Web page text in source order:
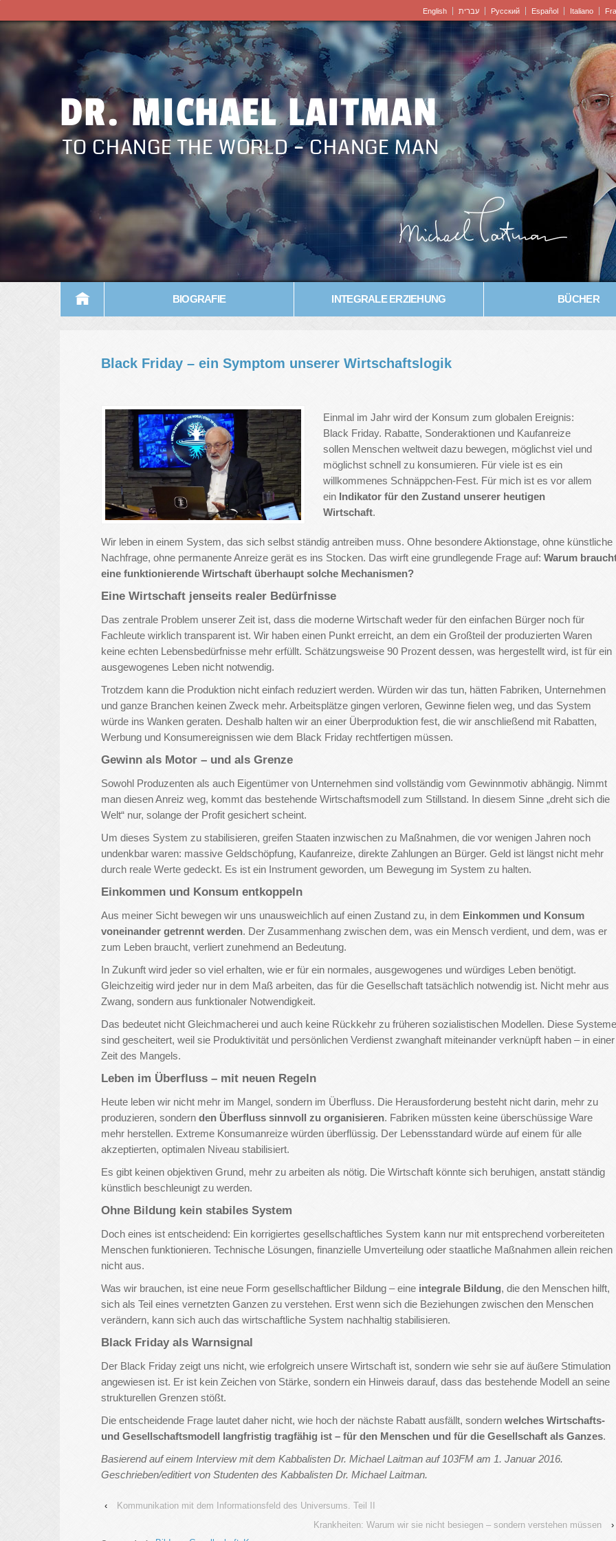
English עברית Pусский Español Italiano
DR. MICHAEL LAITMAN
TO CHANGE THE WORLD – CHANGE MAN
BIOGRAFIE INTEGRALE ERZIEHUNG BÜCHER
Black Friday – ein Symptom unserer Wirtschaftslogik
Einmal im Jahr wird der Konsum zum globalen Ereignis:
Black Friday. Rabatte, Sonderaktionen und Kaufanreize
sollen Menschen weltweit dazu bewegen, möglichst viel und
möglichst schnell zu konsumieren. Für viele ist es ein
willkommenes Schnäppchen-Fest. Für mich ist es vor allem
ein Indikator für den Zustand unserer heutigen
Wirtschaft.
Wir leben in einem System, das sich selbst ständig antreiben muss. Ohne besondere Aktionstage, ohne künstliche
Nachfrage, ohne permanente Anreize gerät es ins Stocken. Das wirft eine grundlegende Frage auf: Warum
eine funktionierende Wirtschaft überhaupt solche Mechanismen?
Eine Wirtschaft jenseits realer Bedürfnisse
Das zentrale Problem unserer Zeit ist, dass die moderne Wirtschaft weder für den einfachen Bürger noch für
Fachleute wirklich transparent ist. Wir haben einen Punkt erreicht, an dem ein Großteil der produzierten Waren
keine echten Lebensbedürfnisse mehr erfüllt. Schätzungsweise 90 Prozent dessen, was hergestellt wird, ist für ein
ausgewogenes Leben nicht notwendig.
Trotzdem kann die Produktion nicht einfach reduziert werden. Würden wir das tun, hätten Fabriken, Unternehmen
und ganze Branchen keinen Zweck mehr. Arbeitsplätze gingen verloren, Gewinne fielen weg, und das System
würde ins Wanken geraten. Deshalb halten wir an einer Überproduktion fest, die wir anschließend mit Rabatten,
Werbung und Konsumereignissen wie dem Black Friday rechtfertigen müssen.
Gewinn als Motor – und als Grenze
Sowohl Produzenten als auch Eigentümer von Unternehmen sind vollständig vom Gewinnmotiv abhängig. Nimmt
man diesen Anreiz weg, kommt das bestehende Wirtschaftsmodell zum Stillstand. In diesem Sinne „dreht sich die
Welt“ nur, solange der Profit gesichert scheint.
Um dieses System zu stabilisieren, greifen Staaten inzwischen zu Maßnahmen, die vor wenigen Jahren noch
undenkbar waren: massive Geldschöpfung, Kaufanreize, direkte Zahlungen an Bürger. Geld ist längst nicht mehr
durch reale Werte gedeckt. Es ist ein Instrument geworden, um Bewegung im System zu halten.
Einkommen und Konsum entkoppeln
Aus meiner Sicht bewegen wir uns unausweichlich auf einen Zustand zu, in dem Einkommen und Konsum
voneinander getrennt werden. Der Zusammenhang zwischen dem, was ein Mensch verdient, und dem, was er
zum Leben braucht, verliert zunehmend an Bedeutung.
In Zukunft wird jeder so viel erhalten, wie er für ein normales, ausgewogenes und würdiges Leben benötigt.
Gleichzeitig wird jeder nur in dem Maß arbeiten, das für die Gesellschaft tatsächlich notwendig ist. Nicht mehr aus
Zwang, sondern aus funktionaler Notwendigkeit.
Das bedeutet nicht Gleichmacherei und auch keine Rückkehr zu früheren sozialistischen Modellen. Diese Systeme
sind gescheitert, weil sie Produktivität und persönlichen Verdienst zwanghaft miteinander verknüpft haben – in einer
Zeit des Mangels.
Leben im Überfluss – mit neuen Regeln
Heute leben wir nicht mehr im Mangel, sondern im Überfluss. Die Herausforderung besteht nicht darin, mehr zu
produzieren, sondern den Überfluss sinnvoll zu organisieren. Fabriken müssten keine überschüssige Ware
mehr herstellen. Extreme Konsumanreize würden überflüssig. Der Lebensstandard würde auf einem für alle
akzeptierten, optimalen Niveau stabilisiert.
Es gibt keinen objektiven Grund, mehr zu arbeiten als nötig. Die Wirtschaft könnte sich beruhigen, anstatt ständig
künstlich beschleunigt zu werden.
Ohne Bildung kein stabiles System
Doch eines ist entscheidend: Ein korrigiertes gesellschaftliches System kann nur mit entsprechend vorbereiteten
Menschen funktionieren. Technische Lösungen, finanzielle Umverteilung oder staatliche Maßnahmen allein reichen
nicht aus.
Was wir brauchen, ist eine neue Form gesellschaftlicher Bildung – eine integrale Bildung, die den Menschen hilft,
sich als Teil eines vernetzten Ganzen zu verstehen. Erst wenn sich die Beziehungen zwischen den Menschen
verändern, kann sich auch das wirtschaftliche System nachhaltig stabilisieren.
Black Friday als Warnsignal
Der Black Friday zeigt uns nicht, wie erfolgreich unsere Wirtschaft ist, sondern wie sehr sie auf äußere Stimulation
angewiesen ist. Er ist kein Zeichen von Stärke, sondern ein Hinweis darauf, dass das bestehende Modell an seine
strukturellen Grenzen stößt.
Die entscheidende Frage lautet daher nicht, wie hoch der nächste Rabatt ausfällt, sondern welches Wirtschafts-
und Gesellschaftsmodell langfristig tragfähig ist – für den Menschen und für die Gesellschaft als Ganzes.
Basierend auf einem Interview mit dem Kabbalisten Dr. Michael Laitman auf 103FM am 1. Januar 2016.
Geschrieben/editiert von Studenten des Kabbalisten Dr. Michael Laitman.
‹
Kommunikation mit dem Informationsfeld des Universums. Teil II
Krankheiten: Warum wir sie nicht besiegen – sondern verstehen müssen
›